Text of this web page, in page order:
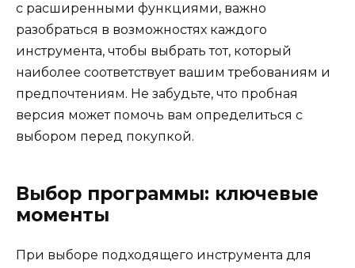
с расширенными функциями, важно
разобраться в возможностях каждого
инструмента, чтобы выбрать тот, который
наиболее соответствует вашим требованиям и
предпочтениям. Не забудьте, что пробная
версия может помочь вам определиться с
выбором перед покупкой.
Выбор программы: ключевые
моменты
При выборе подходящего инструмента для